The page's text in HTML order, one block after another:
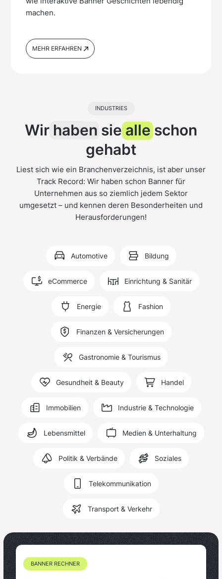
machen.
MEHR ERFAHREN
INDUSTRIES
Wir haben siealleschon
gehabt
Liest sich wie ein Branchenverzeichnis, ist aber unser
Track Record: Wir haben schon Banner für
Unternehmen aus so ziemlich jedem Sektor
umgesetzt – und kennen deren Besonderheiten und
Herausforderungen!
Automotive Bildung
eCommerce Einrichtung & Sanitär
Energie Fashion
Finanzen & Versicherungen
Gastronomie & Tourismus
Gesundheit & Beauty Handel
Immobilien Industrie & Technologie
Lebensmittel Medien & Unterhaltung
Politik & Verbände Soziales
Telekommunikation
Transport & Verkehr
BANNER RECHNER